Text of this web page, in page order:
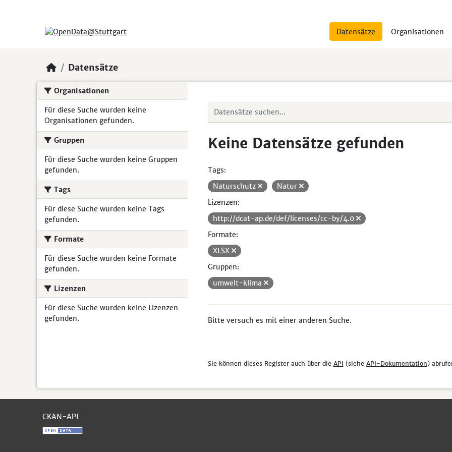
Datensätze Organisationen
Datensätze
Organisationen
Für diese Suche wurden keine
Organisationen gefunden.
Gruppen
Für diese Suche wurden keine Gruppen
gefunden.
Tags
Für diese Suche wurden keine Tags
gefunden.
Formate
Für diese Suche wurden keine Formate
gefunden.
Lizenzen
Für diese Suche wurden keine Lizenzen
gefunden.
Keine Datensätze gefunden
Tags:
Naturschutz
Natur
Lizenzen:
http://dcat-ap.de/def/licenses/cc-by/4.0
Formate:
XLSX
Gruppen:
umwelt-klima
Bitte versuch es mit einer anderen Suche.
Sie können dieses Register auch über die API (siehe API-Dokumentation)
CKAN-API